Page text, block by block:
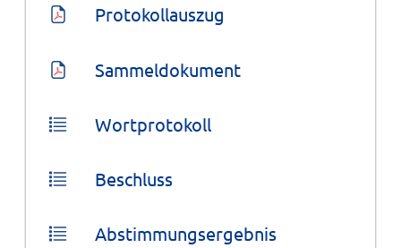
Protokollauszug
Sammeldokument
Wortprotokoll
Beschluss
Abstimmungsergebnis